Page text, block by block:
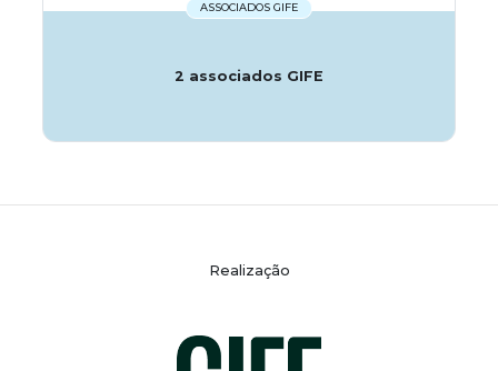
ASSOCIADOS GIFE
2 associados GIFE
Realização